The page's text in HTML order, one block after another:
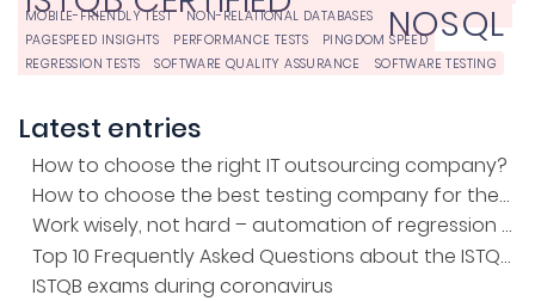
MOBILE-FRIENDLY TEST
NON-RELATIONAL DATABASES NOSQL
PAGESPEED INSIGHTS PERFORMANCE TESTS
PINGDOM SPEED
REGRESSION TESTS
SOFTWARE QUALITY ASSURANCE SOFTWARE TESTING
Latest entries
How to choose the right IT outsourcing company?
How to choose the best testing company for the project?
Work wisely, not hard – automation of regression tests
Top 10 Frequently Asked Questions about the ISTQB Exam
ISTQB exams during coronavirus